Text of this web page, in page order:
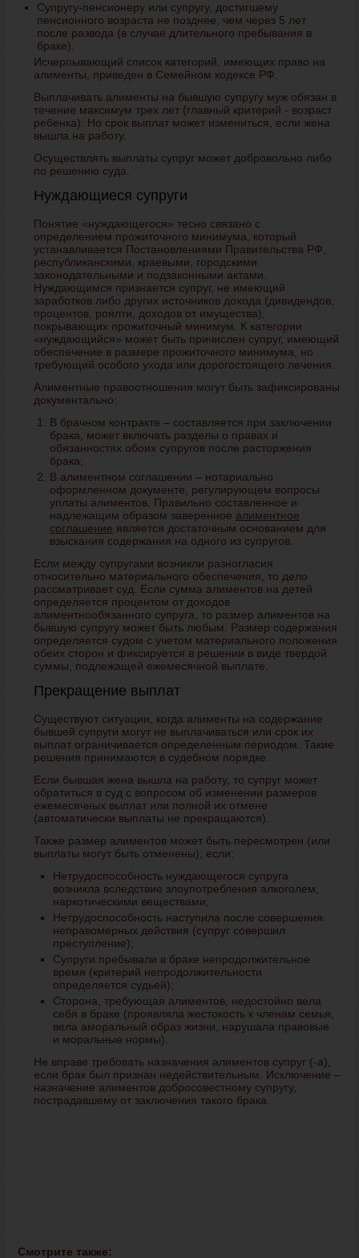
Супругу-пенсионеру или супругу, достигшему
пенсионного возраста не позднее, чем через 5 лет
после развода (в случае длительного пребывания в
браке).
Исчерпывающий список категорий, имеющих право на
алименты, приведен в Семейном кодексе РФ.
Выплачивать алименты на бывшую супругу муж обязан в
течение максимум трех лет (главный критерий - возраст
ребенка). Но срок выплат может измениться, если жена
вышла на работу.
Осуществлять выплаты супруг может добровольно либо
по решению суда.
Нуждающиеся супруги
Понятие «нуждающегося» тесно связано с
определением прожиточного минимума, который
устанавливается Постановлениями Правительства РФ,
республиканскими, краевыми, городскими
законодательными и подзаконными актами.
Нуждающимся признается супруг, не имеющий
заработков либо других источников дохода (дивидендов,
процентов, роялти, доходов от имущества),
покрывающих прожиточный минимум. К категории
«нуждающийся» может быть причислен супруг, имеющий
обеспечение в размере прожиточного минимума, но
требующий особого ухода или дорогостоящего лечения.
Алиментные правоотношения могут быть зафиксированы
документально:
В брачном контракте – составляется при заключении
брака, может включать разделы о правах и
обязанностях обоих супругов после расторжения
брака;
В алиментном соглашении – нотариально
оформленном документе, регулирующем вопросы
уплаты алиментов. Правильно составленное и
надлежащим образом заверенное алиментное
соглашение является достаточным основанием для
взыскания содержания на одного из супругов.
Если между супругами возникли разногласия
относительно материального обеспечения, то дело
рассматривает суд. Если сумма алиментов на детей
определяется процентом от доходов
алиментнообязанного супруга, то размер алиментов на
бывшую супругу может быть любым. Размер содержания
определяется судом с учетом материального положения
обеих сторон и фиксируется в решении в виде твердой
суммы, подлежащей ежемесячной выплате.
Прекращение выплат
Существуют ситуации, когда алименты на содержание
бывшей супруги могут не выплачиваться или срок их
выплат ограничивается определенным периодом. Такие
решения принимаются в судебном порядке.
Если бывшая жена вышла на работу, то супруг может
обратиться в суд с вопросом об изменении размеров
ежемесячных выплат или полной их отмене
(автоматически выплаты не прекращаются).
Также размер алиментов может быть пересмотрен (или
выплаты могут быть отменены), если:
Нетрудоспособность нуждающегося супруга
возникла вследствие злоупотребления алкоголем,
наркотическими веществами;
Нетрудоспособность наступила после совершения
неправомерных действия (супруг совершил
преступление);
Супруги пребывали в браке непродолжительное
время (критерий непродолжительности
определяется судьей);
Сторона, требующая алиментов, недостойно вела
себя в браке (проявляла жестокость к членам семья,
вела аморальный образ жизни, нарушала правовые
и моральные нормы).
Не вправе требовать назначения алиментов супруг (-а),
если брак был признан недействительным. Исключение –
назначение алиментов добросовестному супругу,
пострадавшему от заключения такого брака.
Смотрите также: